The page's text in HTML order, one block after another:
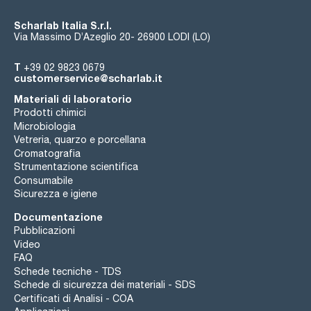
Scharlab Italia S.r.l.
Via Massimo D’Azeglio 20- 26900 LODI (LO)
T +39 02 9823 0679
customerservice@scharlab.it
Materiali di laboratorio
Prodotti chimici
Microbiologia
Vetreria, quarzo e porcellana
Cromatografia
Strumentazione scientifica
Consumabile
Sicurezza e igiene
Documentazione
Pubblicazioni
Video
FAQ
Schede tecniche - TDS
Schede di sicurezza dei materiali - SDS
Certificati di Analisi - COA